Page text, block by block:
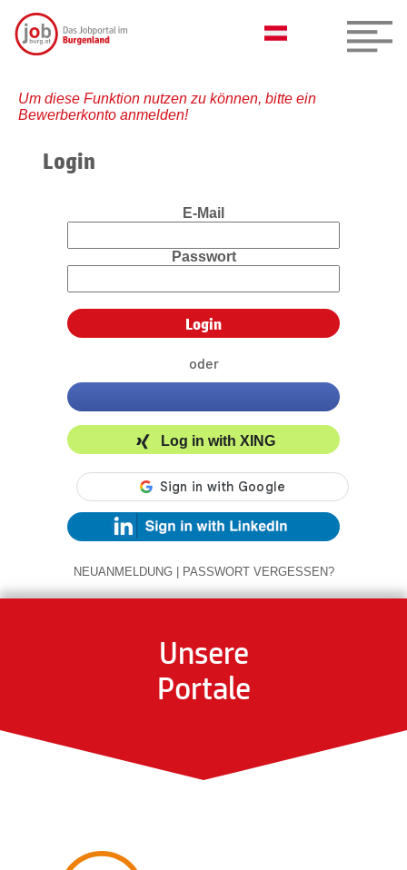
Um diese Funktion nutzen zu können, bitte ein
Bewerberkonto anmelden!
Login
E-Mail
Passwort
oder
Log in with XING
NEUANMELDUNG | PASSWORT VERGESSEN?
Unsere
Portale